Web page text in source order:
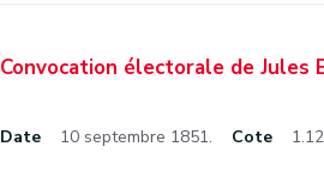
Convocation électorale de Jules
Date 10 septembre 1851. Cote